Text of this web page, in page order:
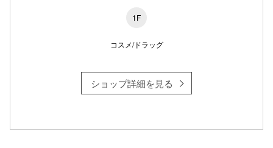
1F
コスメ/ドラッグ
ショップ詳細を見る